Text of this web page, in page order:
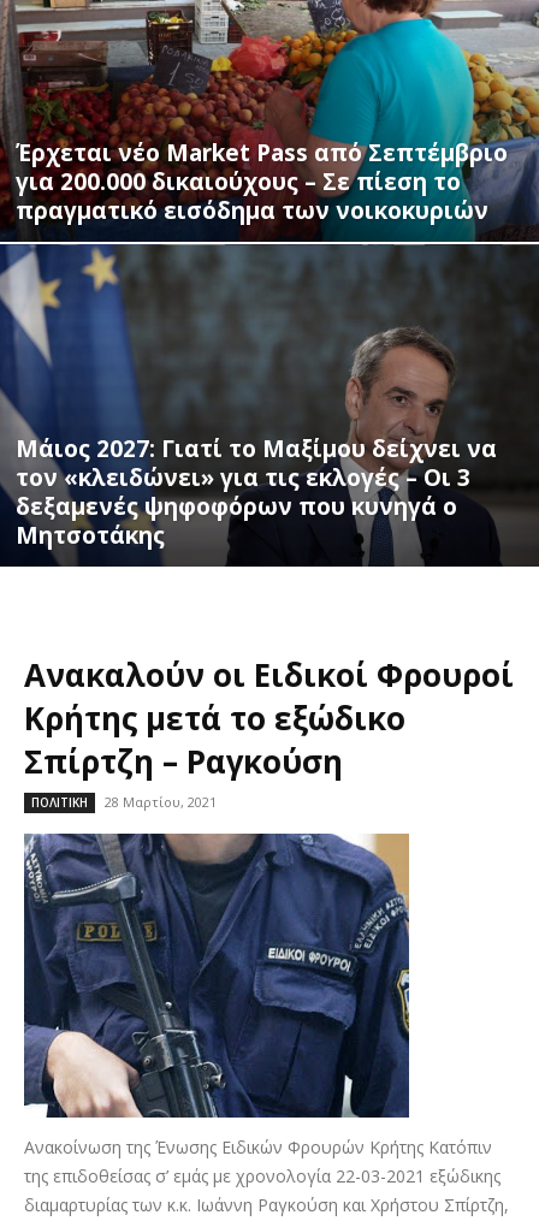
Έρχεται νέο Market Pass από Σεπτέμβριο
για 200.000 δικαιούχους – Σε πίεση το
πραγματικό εισόδημα των νοικοκυριών
Μάιος 2027: Γιατί το Μαξίμου δείχνει να
τον «κλειδώνει» για τις εκλογές – Οι 3
δεξαμενές ψηφοφόρων που κυνηγά ο
Μητσοτάκης
Ανακαλούν οι Ειδικοί Φρουροί
Κρήτης μετά το εξώδικο
Σπίρτζη – Ραγκούση
ΠΟΛΙΤΙΚΗ 28 Μαρτίου, 2021
Ανακοίνωση της Ένωσης Ειδικών Φρουρών Κρήτης Κατόπιν
της επιδοθείσας σ’ εμάς με χρονολογία 22-03-2021 εξώδικης
διαμαρτυρίας των κ.κ. Ιωάννη Ραγκούση και Χρήστου Σπίρτζη,